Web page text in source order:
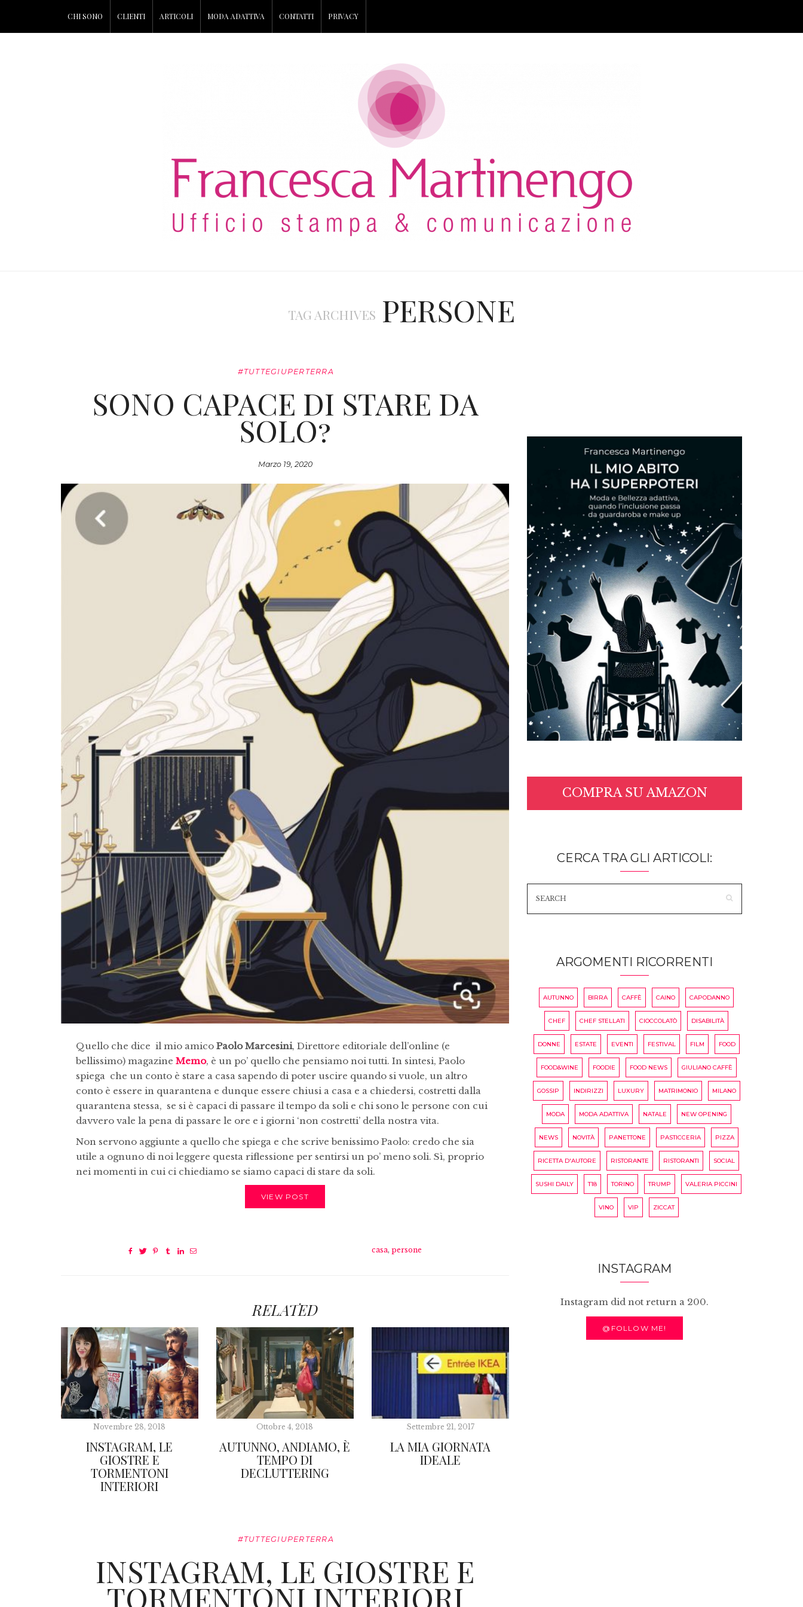
CHI SONO CLIENTI ARTICOLI MODA ADATTIVA CONTATTI PRIVACY
TAG ARCHIVES PERSONE
#TUTTEGIUPERTERRA
SONO CAPACE DI STARE DA
SOLO?
Marzo 19, 2020
Quello che dice il mio amico Paolo Marcesini, Direttore editoriale dell’online (e
bellissimo) magazine Memo, è un po’ quello che pensiamo noi tutti. In sintesi, Paolo
spiega che un conto è stare a casa sapendo di poter uscire quando si vuole, un altro
conto è essere in quarantena e dunque essere chiusi a casa e a chiedersi, costretti dalla
quarantena stessa, se si è capaci di passare il tempo da soli e chi sono le persone con cui
davvero vale la pena di passare le ore e i giorni ‘non costretti’ della nostra vita.
Non servono aggiunte a quello che spiega e che scrive benissimo Paolo: credo che sia
utile a ognuno di noi leggere questa riflessione per sentirsi un po’ meno soli. Sì, proprio
nei momenti in cui ci chiediamo se siamo capaci di stare da soli.
VIEW POST
casa, persone
RELATED
Novembre 28, 2018
INSTAGRAM, LE
GIOSTRE E
TORMENTONI
INTERIORI
Ottobre 4, 2018
AUTUNNO, ANDIAMO, È
TEMPO DI
DECLUTTERING
Settembre 21, 2017
LA MIA GIORNATA
IDEALE
#TUTTEGIUPERTERRA
INSTAGRAM, LE GIOSTRE E
TORMENTONI INTERIORI
COMPRA SU AMAZON
CERCA TRA GLI ARTICOLI:
ARGOMENTI RICORRENTI
AUTUNNO BIRRA CAFFÈ CAINO CAPODANNO
CHEF CHEF STELLATI CIOCCOLATÒ DISABILITÀ
DONNE ESTATE EVENTI FESTIVAL FILM FOOD
FOOD&WINE FOODIE FOOD NEWS GIULIANO CAFFÈ
GOSSIP INDIRIZZI LUXURY MATRIMONIO MILANO
MODA MODA ADATTIVA NATALE NEW OPENING
NEWS NOVITÀ PANETTONE PASTICCERIA PIZZA
RICETTA D'AUTORE RISTORANTE RISTORANTI SOCIAL
SUSHI DAILY T18 TORINO TRUMP VALERIA PICCINI
VINO VIP ZICCAT
INSTAGRAM
Instagram did not return a 200.
@FOLLOW ME!